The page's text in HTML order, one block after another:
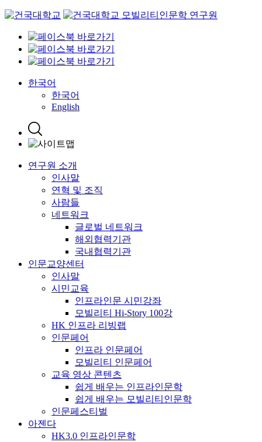
Skip
content
한국어
한국어
English
연구원 소개
인사말
연혁 및 조직
사람들
네트워크
글로벌 네트워크
해외협력기관
국내협력기관
인문교양센터
인사말
시민교육
인프라인문 시민강좌
모빌리티 Hi-Story 100강
HK 인프라 리빙랩
인문페어
인프라 인문페어
모빌리티 인문페어
교육 영상 콘텐츠
쉽게 배우는 인프라인문학
쉽게 배우는 모빌리티인문학
인문페스티벌
아젠다
HK3.0 인프라인문학